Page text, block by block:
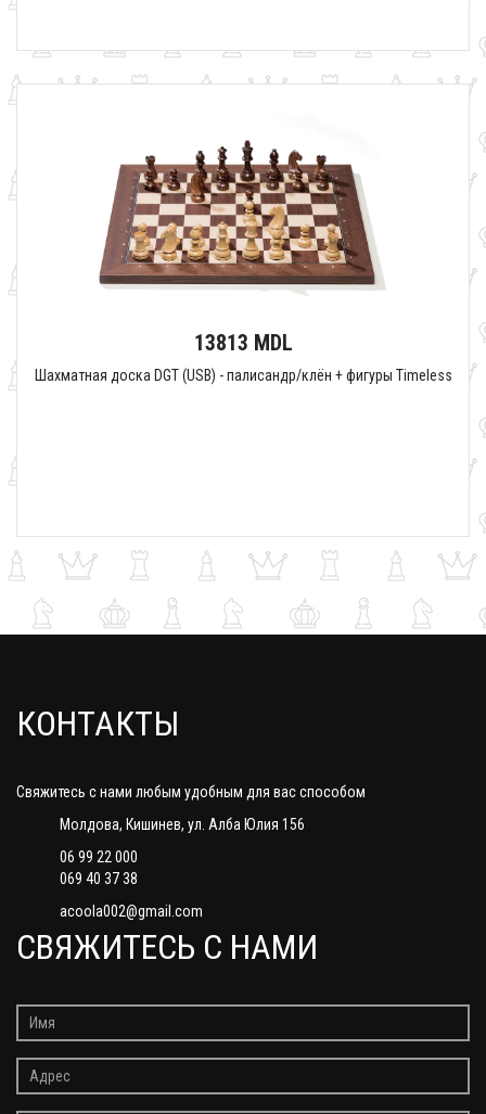
13813 MDL
Шахматная доска DGT (USB) - палисандр/клён + фигуры Timeless
КОНТАКТЫ
Свяжитесь с нами любым удобным для вас способом
Молдова, Кишинев, ул. Алба Юлия 156
06 99 22 000
069 40 37 38
acoola002@gmail.com
СВЯЖИТЕСЬ С НАМИ